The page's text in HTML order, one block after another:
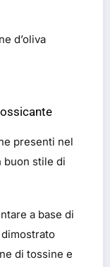
d’oliva
presenti nel
buon stile di
a base di
di tossine e